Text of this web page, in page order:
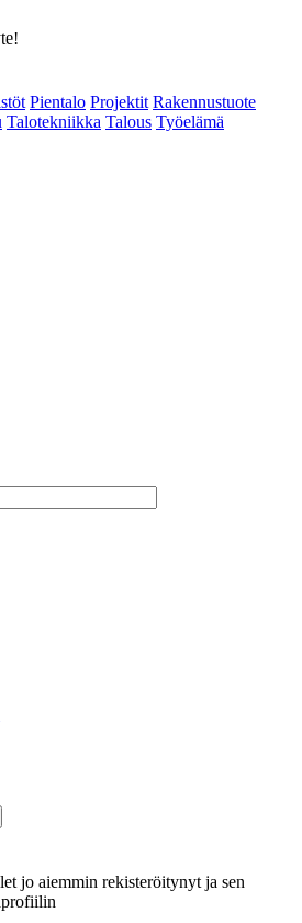
Pientalo Projektit Rakennustuote
Talotekniikka Talous Työelämä
jo aiemmin rekisteröitynyt ja sen